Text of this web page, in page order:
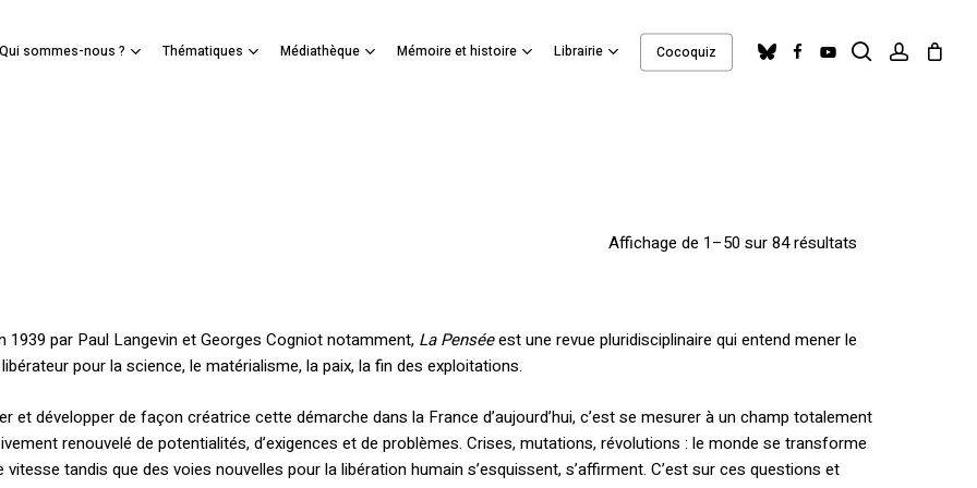
Qui sommes-nous ? Thématiques Médiathèque Mémoire et histoire Librairie Cocoquiz blueskyfacebookyoutube searchaccount
Panier Close
Cart
Affichage de 1–50 sur 84 résultats
au
1939 par Paul Langevin et Georges Cogniot notamment, La Penséeest une revue pluridisciplinaire qui entend mener le
pour la science, le matérialisme, la paix, la fin des exploitations.
et développer de façon créatrice cette démarche dans la France d’aujourd’hui, c’est se mesurer à un champ totalement
renouvelé de potentialités, d’exigences et de problèmes. Crises, mutations, révolutions : le monde se transforme
vitesse tandis que des voies nouvelles pour la libération humain s’esquissent, s’affirment. C’est sur ces questions et